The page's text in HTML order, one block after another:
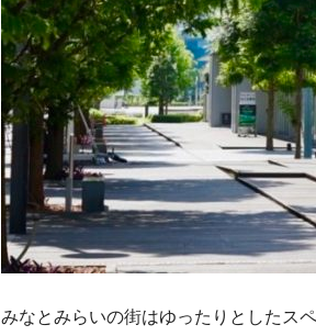
みなとみらいの街はゆったりとしたス